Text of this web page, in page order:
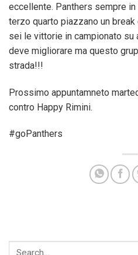
eccellente. Panthers sempre
terzo quarto piazzano un
sei le vittorie in campionato su
deve migliorare ma questo
strada!!!
Prossimo appuntamneto
contro Happy Rimini.
#goPanthers